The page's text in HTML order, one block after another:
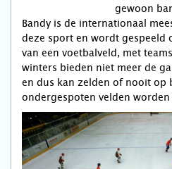
gewoon
Bandy is de internationaal
deze sport en wordt gespeeld
van een voetbalveld, met
winters bieden niet meer de
en dus kan zelden of nooit op
ondergespoten velden worden